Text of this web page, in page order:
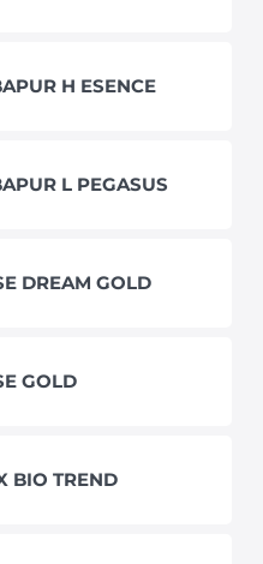
H ESENCE
L PEGASUS
DREAM GOLD
GOLD
BIO TREND